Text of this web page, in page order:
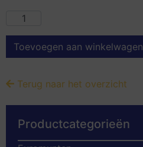
Toevoegen aan winkelwagen
Terug naar het overzicht
Productcategorieën